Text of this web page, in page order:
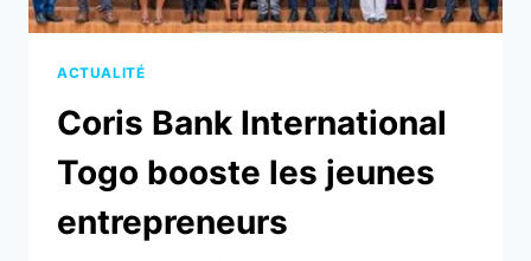
ACTUALITÉ
Coris Bank International
Togo booste les jeunes
entrepreneurs